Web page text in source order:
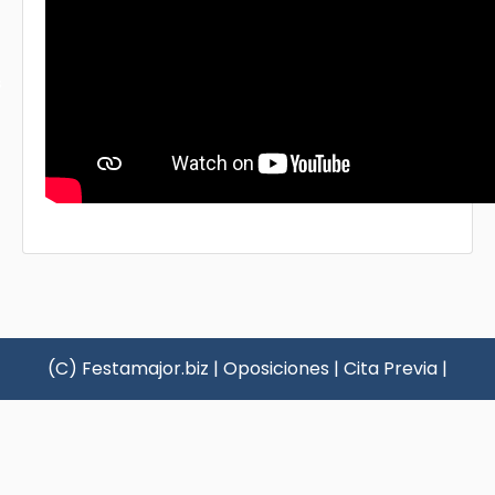
(C) Festamajor.biz | Oposiciones | Cita Previa |